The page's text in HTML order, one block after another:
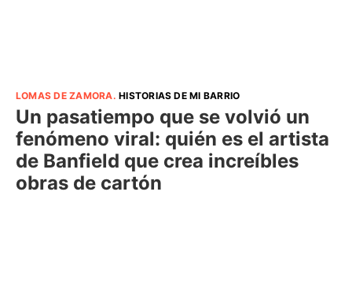
LOMAS DE ZAMORA.HISTORIAS DE MI BARRIO
Un pasatiempo que se volvió un
fenómeno viral: quién es el artista
de Banfield que crea increíbles
obras de cartón